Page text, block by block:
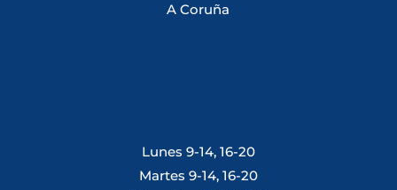
A Coruña
Lunes 9-14, 16-20
Martes 9-14, 16-20